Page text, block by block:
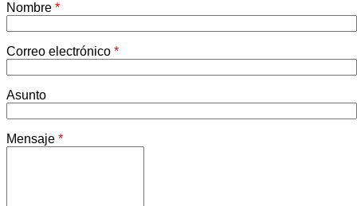
Nombre *
Correo electrónico *
Asunto
Mensaje *